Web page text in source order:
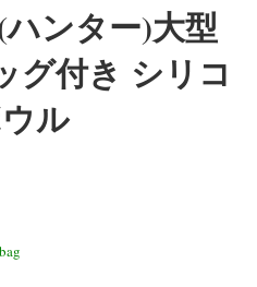
ハンター)大型
グ付き シリコ
ル